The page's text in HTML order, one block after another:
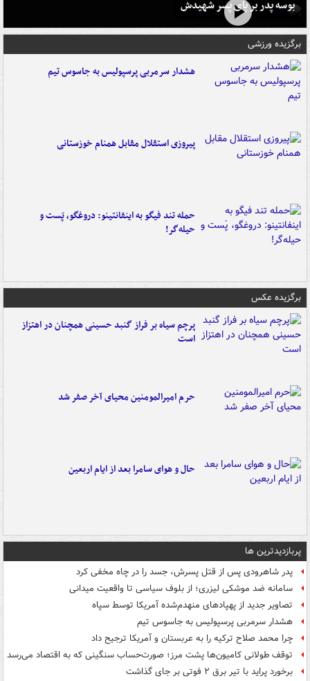
بوسه‌ پدر بر پای پسر شهیدش
برگزیده ورزشی
هشدار سرمربی پرسپولیس به جاسوس تیم
پیروزی استقلال مقابل همنام خوزستانی
حمله تند فیگو به اینفانتینو: دروغگو، پَست‌ و
حیله‌گر!
برگزیده عکس
پرچم سیاه بر فراز گنبد حسینی همچنان در اهتزاز
است
حرم امیرالمومنین محیای آخر صفر شد
حال و هوای سامرا بعد از ایام اربعین
پربازدیدترین ها
پدر شاهرودی پس از قتل پسرش، جسد را در چاه مخفی کرد
سامانه ضد موشکی لیزری؛ از بلوف سیاسی تا واقعیت میدانی
تصاویر جدید از پهپادهای منهدم‌شده آمریکا توسط سپاه
هشدار سرمربی پرسپولیس به جاسوس تیم
چرا محمد صلاح ترکیه را به عربستان و آمریکا ترجیح داد
توقف طولانی کامیون‌ها پشت مرز؛ صورت‌حساب سنگینی که به اقتصاد می‌رسد
برخورد پراید با تیر برق ۲ فوتی بر جای گذاشت